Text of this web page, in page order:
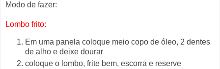
Modo de fazer:
Lombo frito:
Em uma panela coloque meio copo de óleo, 2 dentes
de alho e deixe dourar
coloque o lombo, frite bem, escorra e reserve